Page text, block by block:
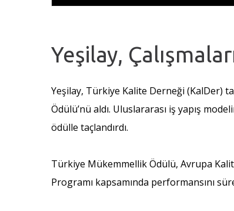
Yeşilay,
Yeşilay, Türkiye Kalite Derneği (KalDer)
Ödülü’nü aldı. Uluslararası iş yapış
ödülle taçlandırdı.
Türkiye Mükemmellik Ödülü, Avrupa
Programı kapsamında performansını